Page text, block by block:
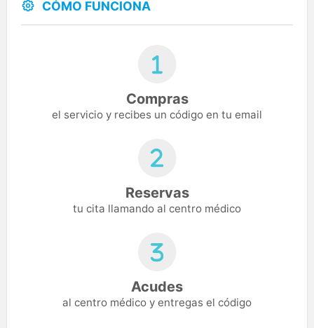
CÓMO FUNCIONA
Compras
el servicio y recibes un código en tu email
Reservas
tu cita llamando al centro médico
Acudes
al centro médico y entregas el código